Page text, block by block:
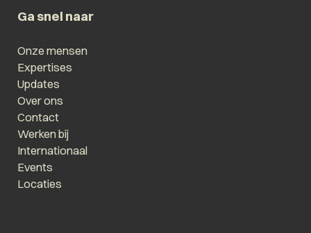
Ga snel naar
Onze mensen
Expertises
Updates
Over ons
Contact
Werken bij
Internationaal
Events
Locaties